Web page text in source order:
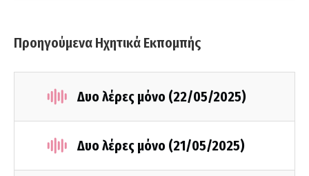
Προηγούμενα Ηχητικά Εκπομπής
Δυο λέρες μόνο (22/05/2025)
Δυο λέρες μόνο (21/05/2025)